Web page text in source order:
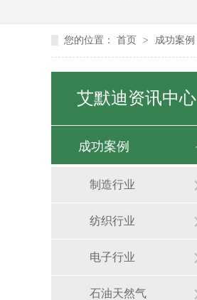
您的位置： 首页 > 成功案例
艾默迪资讯中心
成功案例
制造行业
纺织行业
电子行业
石油天然气